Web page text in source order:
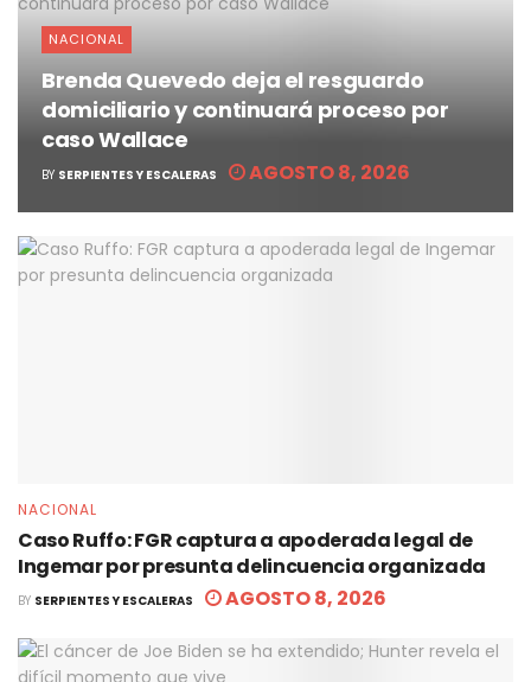
NACIONAL
Brenda Quevedo deja el resguardo
domiciliario y continuará proceso por
caso Wallace
BY SERPIENTES Y ESCALERAS AGOSTO 8, 2026
NACIONAL
Caso Ruffo: FGR captura a apoderada legal de
Ingemar por presunta delincuencia organizada
BY SERPIENTES Y ESCALERAS AGOSTO 8, 2026